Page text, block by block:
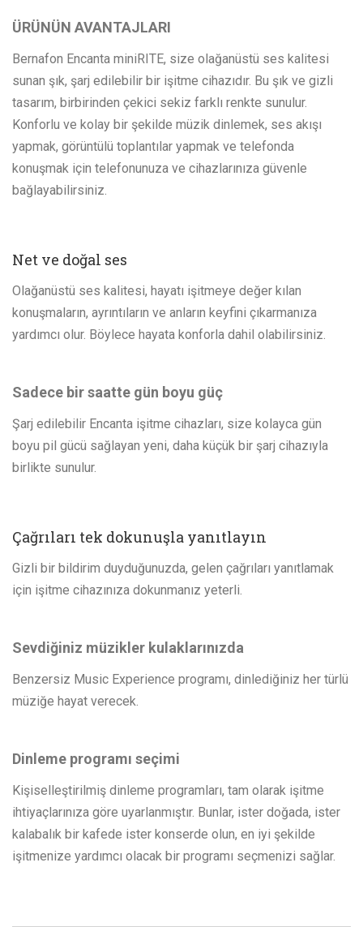
ÜRÜNÜN AVANTAJLARI
Bernafon Encanta miniRITE, size olağanüstü ses kalitesi
sunan şık, şarj edilebilir bir işitme cihazıdır. Bu şık ve gizli
tasarım, birbirinden çekici sekiz farklı renkte sunulur.
Konforlu ve kolay bir şekilde müzik dinlemek, ses akışı
yapmak, görüntülü toplantılar yapmak ve telefonda
konuşmak için telefonunuza ve cihazlarınıza güvenle
bağlayabilirsiniz.
Net ve doğal ses
Olağanüstü ses kalitesi, hayatı işitmeye değer kılan
konuşmaların, ayrıntıların ve anların keyfini çıkarmanıza
yardımcı olur. Böylece hayata konforla dahil olabilirsiniz.
Sadece bir saatte gün boyu güç
Şarj edilebilir Encanta işitme cihazları, size kolayca gün
boyu pil gücü sağlayan yeni, daha küçük bir şarj cihazıyla
birlikte sunulur.
Çağrıları tek dokunuşla yanıtlayın
Gizli bir bildirim duyduğunuzda, gelen çağrıları yanıtlamak
için işitme cihazınıza dokunmanız yeterli.
Sevdiğiniz müzikler kulaklarınızda
Benzersiz Music Experience programı, dinlediğiniz her türlü
müziğe hayat verecek.
Dinleme programı seçimi
Kişiselleştirilmiş dinleme programları, tam olarak işitme
ihtiyaçlarınıza göre uyarlanmıştır. Bunlar, ister doğada, ister
kalabalık bir kafede ister konserde olun, en iyi şekilde
işitmenize yardımcı olacak bir programı seçmenizi sağlar.